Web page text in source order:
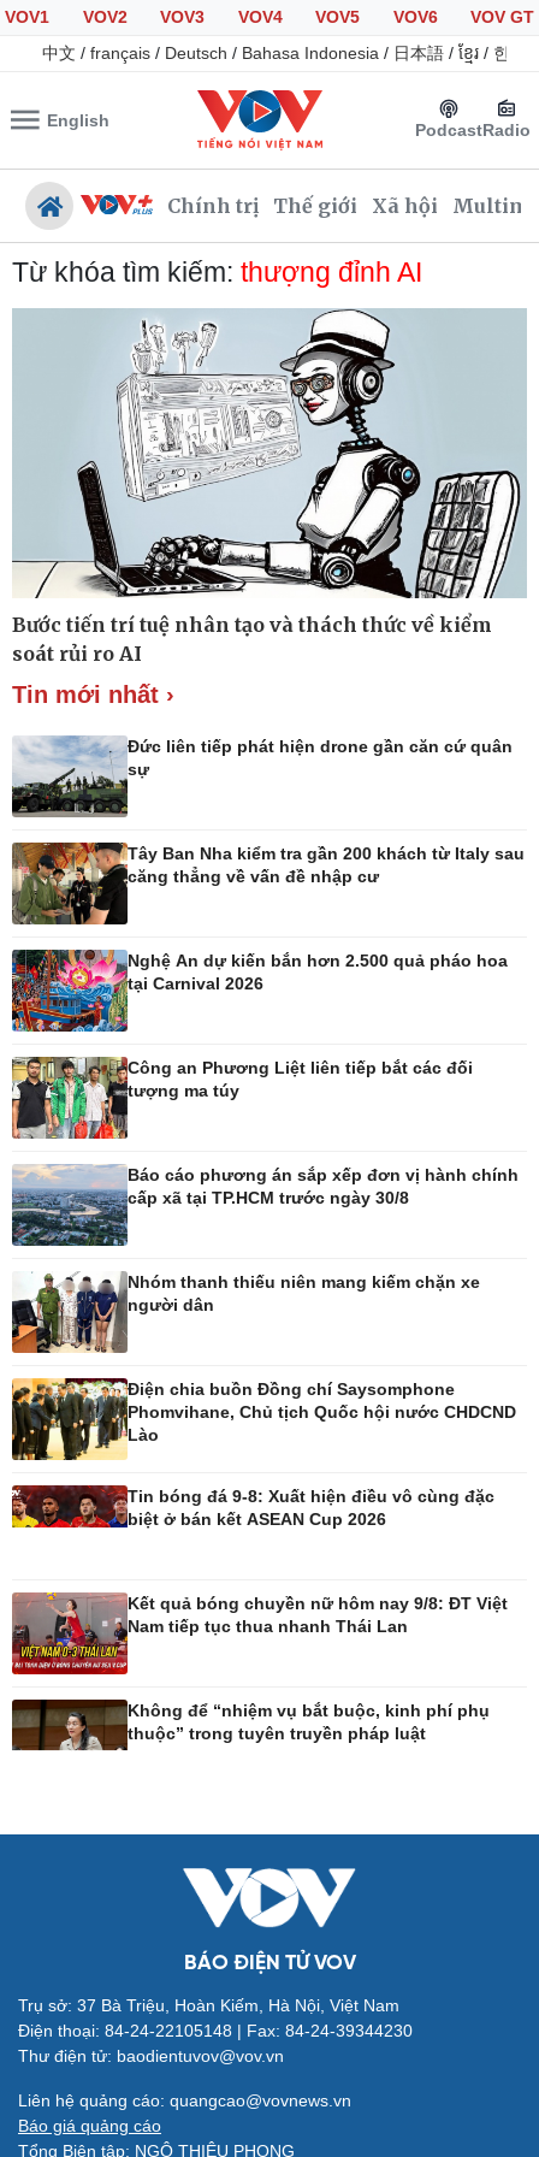
VOV1 VOV2 VOV3 VOV4 VOV5 VOV6
VOV GT
中文 / français / Deutsch / Bahasa Indonesia / 日本語 / ខ្មែរ / 한국
English PodcastRadio
Chính trị Thế giới Xã hội
Tổ chức nhân sự
Nhận diện sự thật
Xã hội
Tin 24h
Giáo dục
Dự báo thời tiết
Dấu ấn VOV
Việc làm
Biển đảo
Thế giới
Quan sát
Cuộc sống đó đây
Multimedia
Infographic
Kinh tế
Bất động sản
Khởi nghiệp
Thị trường
Tỷ giá
Pháp luật
Vụ án
Tin nóng
Tư vấn luật
Pickleball
Bóng đá quốc tế
Bóng đá Việt Nam
eSports
Ô tô - Xe máy
Xe máy
Tư vấn
Doanh nghiệp 24h
Doanh nhân
Công nghệ
Sành điệu
Tin Công nghệ
Dinh dưỡng - món ngon
Cây thuốc
Làm đẹp - giảm cân
Ăn sạch sống khỏe
Đời sống
Nhà đẹp
Blog
Văn hóa
Âm nhạc
Từ khóa tìm kiếm: thượng đỉnh AI
Bước tiến trí tuệ nhân tạo và thách thức về kiểm
soát rủi ro AI
Tin mới nhất ›
Đức liên tiếp phát hiện drone gần căn cứ quân
sự
Tây Ban Nha kiểm tra gần 200 khách từ Italy sau
căng thẳng về vấn đề nhập cư
Nghệ An dự kiến bắn hơn 2.500 quả pháo hoa
tại Carnival 2026
Công an Phương Liệt liên tiếp bắt các đối
tượng ma túy
Báo cáo phương án sắp xếp đơn vị hành chính
cấp xã tại TP.HCM trước ngày 30/8
Nhóm thanh thiếu niên mang kiếm chặn xe
người dân
Điện chia buồn Đồng chí Saysomphone
Phomvihane, Chủ tịch Quốc hội nước CHDCND
Lào
Tin bóng đá 9-8: Xuất hiện điều vô cùng đặc
biệt ở bán kết ASEAN Cup 2026
Kết quả bóng chuyền nữ hôm nay 9/8: ĐT Việt
Nam tiếp tục thua nhanh Thái Lan
Không để “nhiệm vụ bắt buộc, kinh phí phụ
thuộc” trong tuyên truyền pháp luật
BÁO ĐIỆN TỬ VOV
Trụ sở: 37 Bà Triệu, Hoàn Kiếm, Hà Nội, Việt Nam
Điện thoại: 84-24-22105148 | Fax: 84-24-39344230
Thư điện tử: baodientuvov@vov.vn
Liên hệ quảng cáo: quangcao@vovnews.vn
Báo giá quảng cáo
Tổng Biên tập: NGÔ THIỆU PHONG